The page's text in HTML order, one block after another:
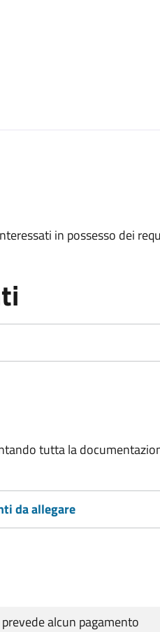
in possesso dei
tutta la
da allegare
alcun pagamento